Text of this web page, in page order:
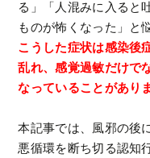
る」「人混みに入ると
ものが怖くなった」と
こうした症状は感染後
乱れ、感覚過敏だけで
なっていることがあり
本記事では、風邪の後
悪循環を断ち切る認知